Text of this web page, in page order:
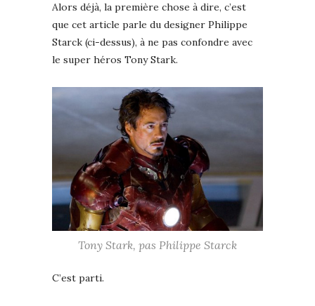
Alors déjà, la première chose à dire, c’est
que cet article parle du designer Philippe
Starck (ci-dessus), à ne pas confondre avec
le super héros Tony Stark.
Tony Stark, pas Philippe Starck
C’est parti.